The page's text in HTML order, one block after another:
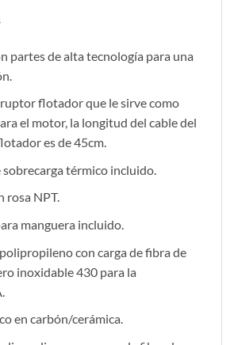
partes de alta tecnología para una
flotador que le sirve como
el motor, la longitud del cable del
es de 45cm.
térmico incluido.
rosa NPT.
manguera incluido.
con carga de fibra de
inoxidable 430 para la
en carbón/cerámica.